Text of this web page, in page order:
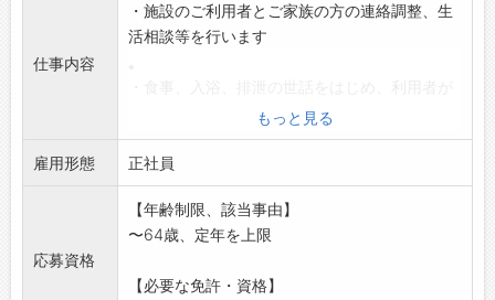
仕事内容
・施設のご利用者とご家族の方の連絡調整、生
活相談等を行います
。
快適な生活を送るこ
とができるような援助を行います。
*変更範囲:変更なし
もっと見る
雇用形態 正社員
応募資格
【年齢制限、該当事由】
〜64歳、定年を上限
【必要な免許・資格】